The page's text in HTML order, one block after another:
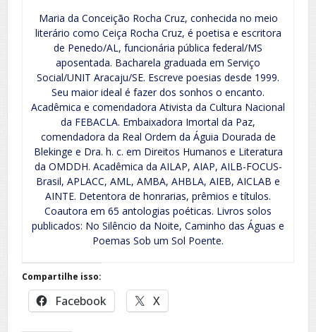
Maria da Conceição Rocha Cruz, conhecida no meio
literário como Ceiça Rocha Cruz, é poetisa e escritora
de Penedo/AL, funcionária pública federal/MS
aposentada. Bacharela graduada em Serviço
Social/UNIT Aracaju/SE. Escreve poesias desde 1999.
Seu maior ideal é fazer dos sonhos o encanto.
Acadêmica e comendadora Ativista da Cultura Nacional
da FEBACLA. Embaixadora Imortal da Paz,
comendadora da Real Ordem da Águia Dourada de
Blekinge e Dra. h. c. em Direitos Humanos e Literatura
da OMDDH. Acadêmica da AILAP, AIAP, AILB-FOCUS-
Brasil, APLACC, AML, AMBA, AHBLA, AIEB, AICLAB e
AINTE. Detentora de honrarias, prêmios e títulos.
Coautora em 65 antologias poéticas. Livros solos
publicados: No Silêncio da Noite, Caminho das Águas e
Poemas Sob um Sol Poente.
Compartilhe isso:
Facebook X